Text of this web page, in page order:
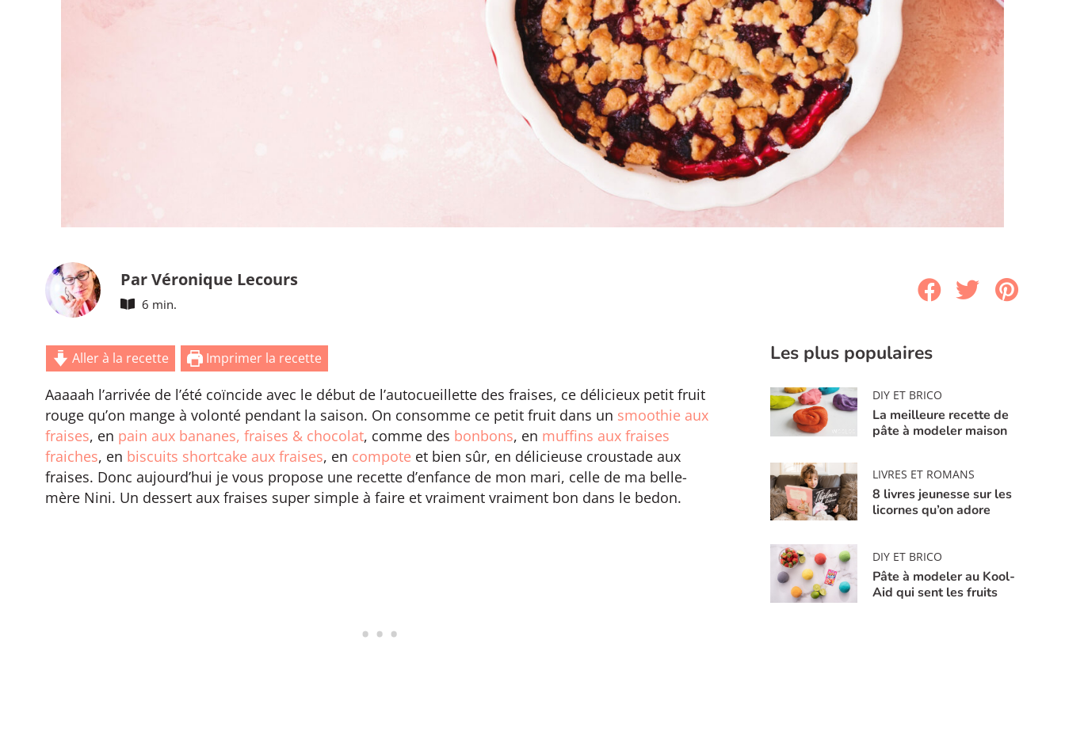
Par Véronique Lecours
6 min.
Aller à la recette Imprimer la recette
Aaaaah l’arrivée de l’été coïncide avec le début de l’autocueillette des fraises, ce délicieux petit fruit
rouge qu’on mange à volonté pendant la saison. On consomme ce petit fruit dans un smoothie aux
fraises, en pain aux bananes, fraises & chocolat, comme des bonbons, en muffins aux fraises
fraiches, en biscuits shortcake aux fraises, en compote et bien sûr, en délicieuse croustade aux
fraises. Donc aujourd’hui je vous propose une recette d’enfance de mon mari, celle de ma belle-
mère Nini. Un dessert aux fraises super simple à faire et vraiment vraiment bon dans le bedon.
Les plus populaires
DIY ET BRICO
La meilleure recette de
pâte à modeler maison
LIVRES ET ROMANS
8 livres jeunesse sur les
licornes qu’on adore
DIY ET BRICO
Pâte à modeler au Kool-
Aid qui sent les fruits